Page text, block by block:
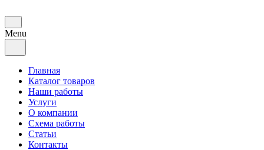
Menu
Главная
Каталог товаров
Наши работы
Услуги
О компании
Схема работы
Статьи
Контакты